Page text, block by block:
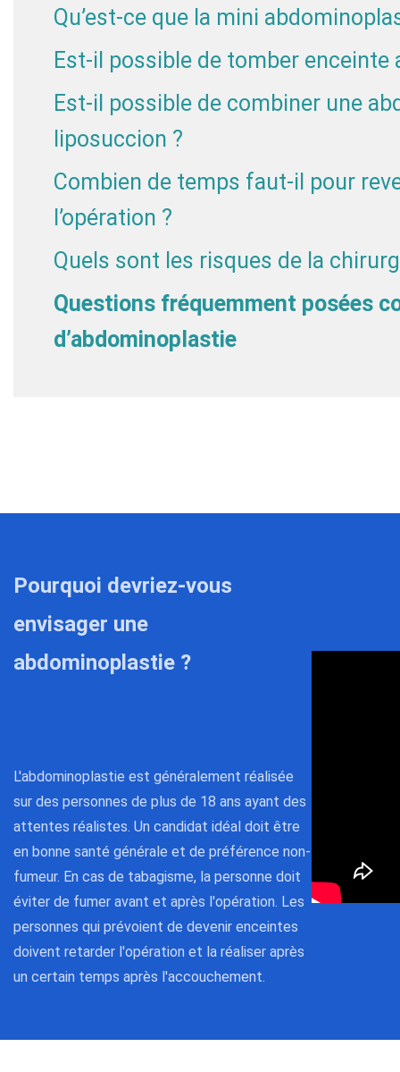
Qu’est-ce que la mini
Est-il possible de tomber
Est-il possible de combiner une
liposuccion ?
Combien de temps faut-il pour
l’opération ?
Quels sont les risques de la
Questions fréquemment posées
d’abdominoplastie
Pourquoi devriez-vous
envisager une
abdominoplastie ?
L'abdominoplastie est généralement réalisée
sur des personnes de plus de 18 ans ayant des
attentes réalistes. Un candidat idéal doit être
en bonne santé générale et de préférence non-
fumeur. En cas de tabagisme, la personne doit
éviter de fumer avant et après l'opération. Les
personnes qui prévoient de devenir enceintes
doivent retarder l'opération et la réaliser après
un certain temps après l'accouchement.